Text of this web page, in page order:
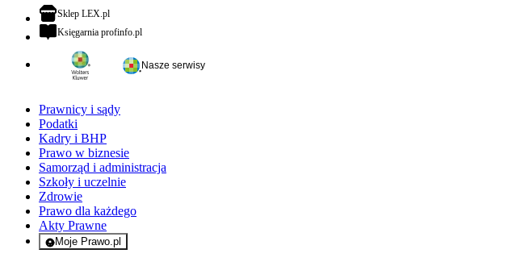
Sklep LEX.plotwiera się w nowej karcie
Księgarnia profinfo.plotwiera się w nowej karcie
Nasze serwisy
Prawnicy i sądy
Podatki
Kadry i BHP
Prawo w biznesie
Samorząd i administracja
Szkoły i uczelnie
Zdrowie
Prawo dla każdego
Akty Prawne
Moje Prawo.pl
- rejestracja i logowanie do serwisu